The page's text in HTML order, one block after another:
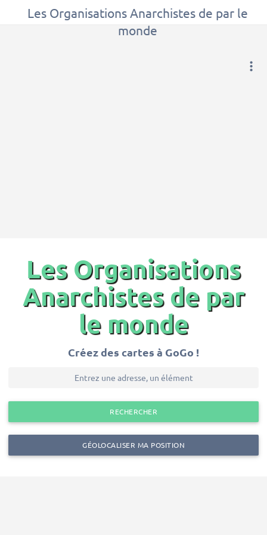
Les Organisations Anarchistes de par le
monde
Les Organisations
Anarchistes de par
le monde
Créez des cartes à GoGo !
RECHERCHER
GÉOLOCALISER MA POSITION